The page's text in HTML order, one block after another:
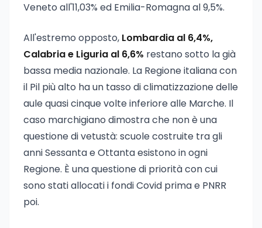
Veneto all'11,03% ed Emilia-Romagna al 9,5%.
All'estremo opposto, Lombardia al 6,4%,
Calabria e Liguria al 6,6% restano sotto la già
bassa media nazionale. La Regione italiana con
il Pil più alto ha un tasso di climatizzazione delle
aule quasi cinque volte inferiore alle Marche. Il
caso marchigiano dimostra che non è una
questione di vetustà: scuole costruite tra gli
anni Sessanta e Ottanta esistono in ogni
Regione. È una questione di priorità con cui
sono stati allocati i fondi Covid prima e PNRR
poi.